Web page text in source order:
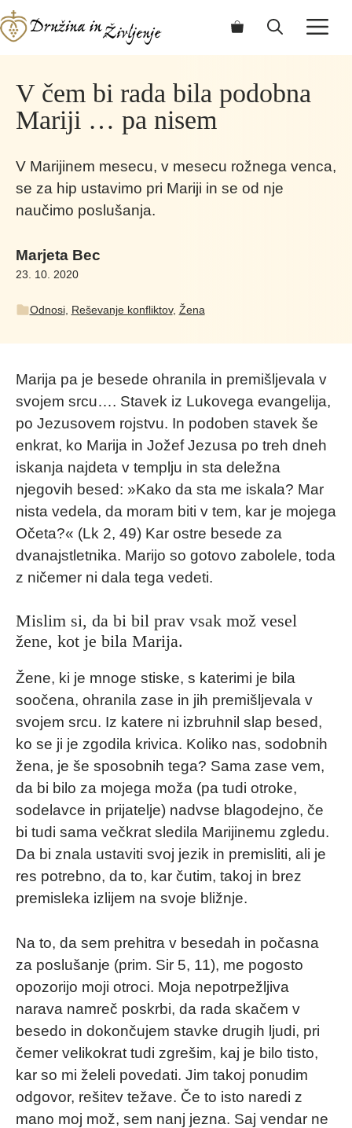
Skip
to
V čem bi rada bila podobna
Mariji … pa nisem
V Marijinem mesecu, v mesecu rožnega venca,
se za hip ustavimo pri Mariji in se od nje
naučimo poslušanja.
Marjeta Bec
23. 10. 2020
Odnosi, Reševanje konfliktov, Žena
Marija pa je besede ohranila in premišljevala v
svojem srcu…. Stavek iz Lukovega evangelija,
po Jezusovem rojstvu. In podoben stavek še
enkrat, ko Marija in Jožef Jezusa po treh dneh
iskanja najdeta v templju in sta deležna
njegovih besed: »Kako da sta me iskala? Mar
nista vedela, da moram biti v tem, kar je mojega
Očeta?« (Lk 2, 49) Kar ostre besede za
dvanajstletnika. Marijo so gotovo zabolele, toda
z ničemer ni dala tega vedeti.
Mislim si, da bi bil prav vsak mož vesel
žene, kot je bila Marija.
Žene, ki je mnoge stiske, s katerimi je bila
soočena, ohranila zase in jih premišljevala v
svojem srcu. Iz katere ni izbruhnil slap besed,
ko se ji je zgodila krivica. Koliko nas, sodobnih
žena, je še sposobnih tega? Sama zase vem,
da bi bilo za mojega moža (pa tudi otroke,
sodelavce in prijatelje) nadvse blagodejno, če
bi tudi sama večkrat sledila Marijinemu zgledu.
Da bi znala ustaviti svoj jezik in premisliti, ali je
res potrebno, da to, kar čutim, takoj in brez
premisleka izlijem na svoje bližnje.
Na to, da sem prehitra v besedah in počasna
za poslušanje (prim. Sir 5, 11), me pogosto
opozorijo moji otroci. Moja nepotrpežljiva
narava namreč poskrbi, da rada skačem v
besedo in dokončujem stavke drugih ljudi, pri
čemer velikokrat tudi zgrešim, kaj je bilo tisto,
kar so mi želeli povedati. Jim takoj ponudim
odgovor, rešitev težave. Če to isto naredi z
mano moj mož, sem nanj jezna. Saj vendar ne